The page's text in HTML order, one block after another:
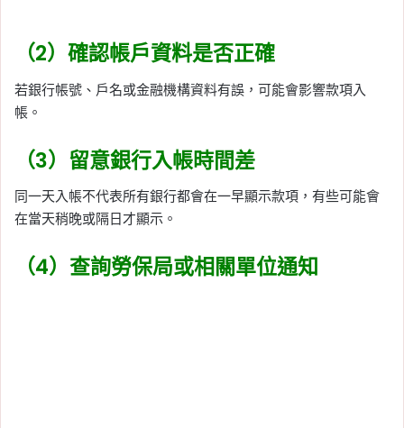
（2）確認帳戶資料是否正確
若銀行帳號、戶名或金融機構資料有誤，可能會影響款項入
帳。
（3）留意銀行入帳時間差
同一天入帳不代表所有銀行都會在一早顯示款項，有些可能會
在當天稍晚或隔日才顯示。
（4）查詢勞保局或相關單位通知